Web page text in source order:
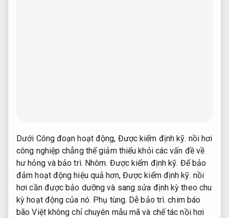
Dưới Công đoạn hoạt động, Được kiểm định kỹ. nồi hơi
công nghiệp chẳng thể giảm thiểu khỏi các vấn đề về
hư hỏng và bảo trì. Nhôm. Được kiểm định kỹ. Để bảo
đảm hoạt động hiệu quả hơn, Được kiểm định kỹ. nồi
hơi cần được bảo dưỡng và sang sửa định kỳ theo chu
kỳ hoạt động của nó. Phụ tùng. Dễ bảo trì. chim báo
bão Việt không chỉ chuyên mẫu mã và chế tác nồi hơi